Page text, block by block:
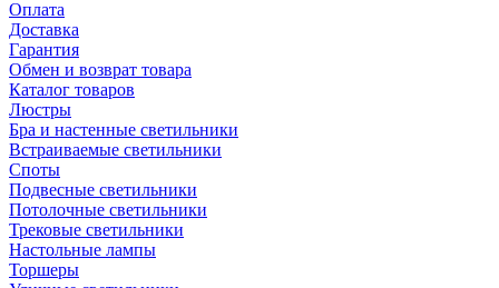
Оплата
Доставка
Гарантия
Обмен и возврат товара
Каталог товаров
Люстры
Бра и настенные светильники
Встраиваемые светильники
Споты
Подвесные светильники
Потолочные светильники
Трековые светильники
Настольные лампы
Торшеры